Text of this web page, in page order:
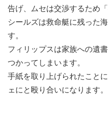
告げ、ムセは交渉するため
シールズは救命艇に残った
す。
フィリップスは家族への遺
つかってしまいます。
手紙を取り上げられたこと
ェにと殴り合いになります。